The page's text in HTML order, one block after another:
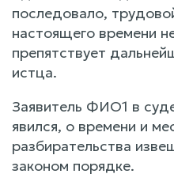
последовало,
настоящего времени
препятствует
истца.
Заявитель ФИО1 в
явился, о времени и
разбирательства
законом порядке.